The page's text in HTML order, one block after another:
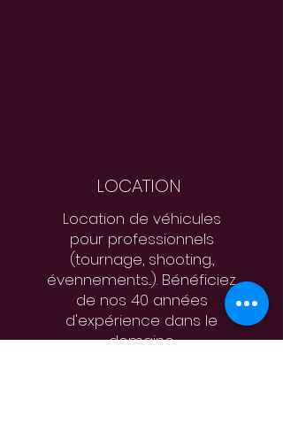
LOCATION
Location de véhicules
pour professionnels
(tournage, shooting.,
évennements...). Bénéficiez
de nos 40 années
d'expérience dans le
domaine.